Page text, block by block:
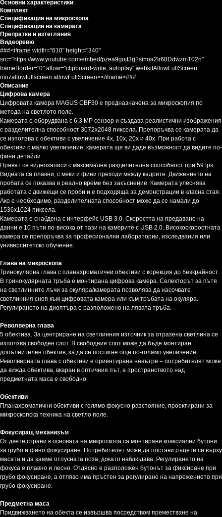
Основни характеристики
Комплект
Спецификации на микроскопа
Спецификации на камерата
Препратки и изтегляния
Видеоревю
###<iframe width="610" height="340"
src="https://www.youtube.com/embed/pzea9gojt3g?si=oa2Ir68DdwzmT02n"
frameBorder="0" allow="clipboard-write; autoplay" webkitAllowFullScreen
mozallowfullscreen allowFullScreen></iframe>###
Описание
Цифрова камера
Цифровата камера MAGUS CBF30 е предназначена за микроскопия по
метода на светлото поле.
Камерата е оборудвана с 6,3 MP сензор и създава реалистични изображения
с разделителна способност 3072x2048 пиксела. Препоръчва се камерата да
се използва с обективи с увеличение 4x, 10x, 20х и 40x. При работа с
обективи с малко увеличение, камерата ще ви даде възможност да видите по-
фини детайли.
Правят се видеозаписи с максимална разделителна способност при 59 fps.
Видеата са плавни, с меки и фини преходи между кадрите. Движението на
пробата се показва в реално време без закъснение. Камерата улеснява
работата с движещи се проби и е подходяща за демонстрации в класна стая.
Ако е необходимо, разделителната способност може да се намали до
1536x1024 пиксела.
Камерата е снабдена с интерфейс USB 3.0. Скоростта на предаване на
данни е 10 пъти по-висока от тази на камерите с USB 2.0. Високоскоростната
камера се препоръчва за професионални лаборатории, изследвания или
университетско обучение.
Глава на микроскопа
Тринокулярна глава с планахроматични обективи с корекция до безкрайност.
В тринокулярната тръба е монтирана цифрова камера. Селекторът за пътя
на светлинните лъчи за окуляра/камерата позволява да насочвате
светлинния сноп към цифровата камера или към тръбата на окуляра.
Регулирането на диоптъра е разположено на лявата тръба.
Револверна глава
5 обектива. За центриране на светлинния източник за отразена светлина се
използва свободен слот. В свободния слот може да бъде монтиран
допълнителен обектив, за да се постигне още по-голямо увеличение.
Револверната глава с обективи е ориентирана навътре – потребителят може
да вижда обектива, вкаран в оптичния път, а пространството над
предметната маса е свободно.
Обективи
Планахроматични обективи с голямо фокусно разстояние, проектирани за
микроскопска техника на светло поле.
Фокусиращ механизъм
От двете страни в основата на микроскопа са монтирани коаксиални бутони
за грубо и фино фокусиране. Потребителят може да постави ръцете си върху
масата и да заеме отпусната поза, докато наблюдава. Регулирането на
фокуса е плавно и лесно. Отдясно е разположен бутонът за фиксиране при
грубо фокусиране, а отляво има пръстен за регулиране на напрежението при
грубо фокусиране.
Предметна маса
Придвижването на обекта се извършва посредством преместване на